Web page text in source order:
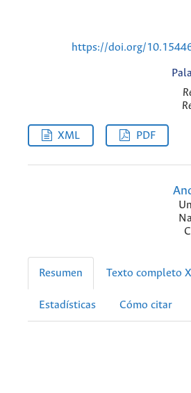
https://doi.org/
XML PDF
Resumen Texto completo
Estadísticas Cómo citar